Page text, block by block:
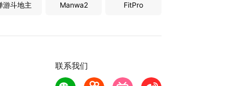
游斗地主 Manwa2 FitPro
联系我们